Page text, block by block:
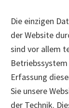
Die einzigen
der Website
sind vor allem
Erfassung
Sie unsere
der Technik.